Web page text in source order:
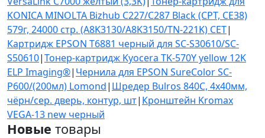
KONICA MINOLTA Bizhub C227/C287 Black (CPT, CE38)
579г, 24000 стр. (A8K3130/A8K3150/TN-221K) CET|
Картридж EPSON T6881 черный для SC-S30610/SC-
S50610|Тонер-картридж Kyocera TK-570Y yellow 12K
ELP Imaging®| Чернила для EPSON SureColor SC-
P600/(200мл) Lomond| Шредер Bulros 840С, 4x40мм,
чёрн/сер. дверь, контур, шт| Кронштейн Kromax
VEGA-13 new черный
Новые товары